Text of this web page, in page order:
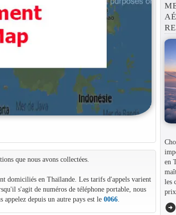
que nous avons collectées.
domiciliés en Thaïlande. Les tarifs d'appels varient
s'agit de numéros de téléphone portable, nous
depuis un autre pays est le 0066.
en
les
arrow_circle_right